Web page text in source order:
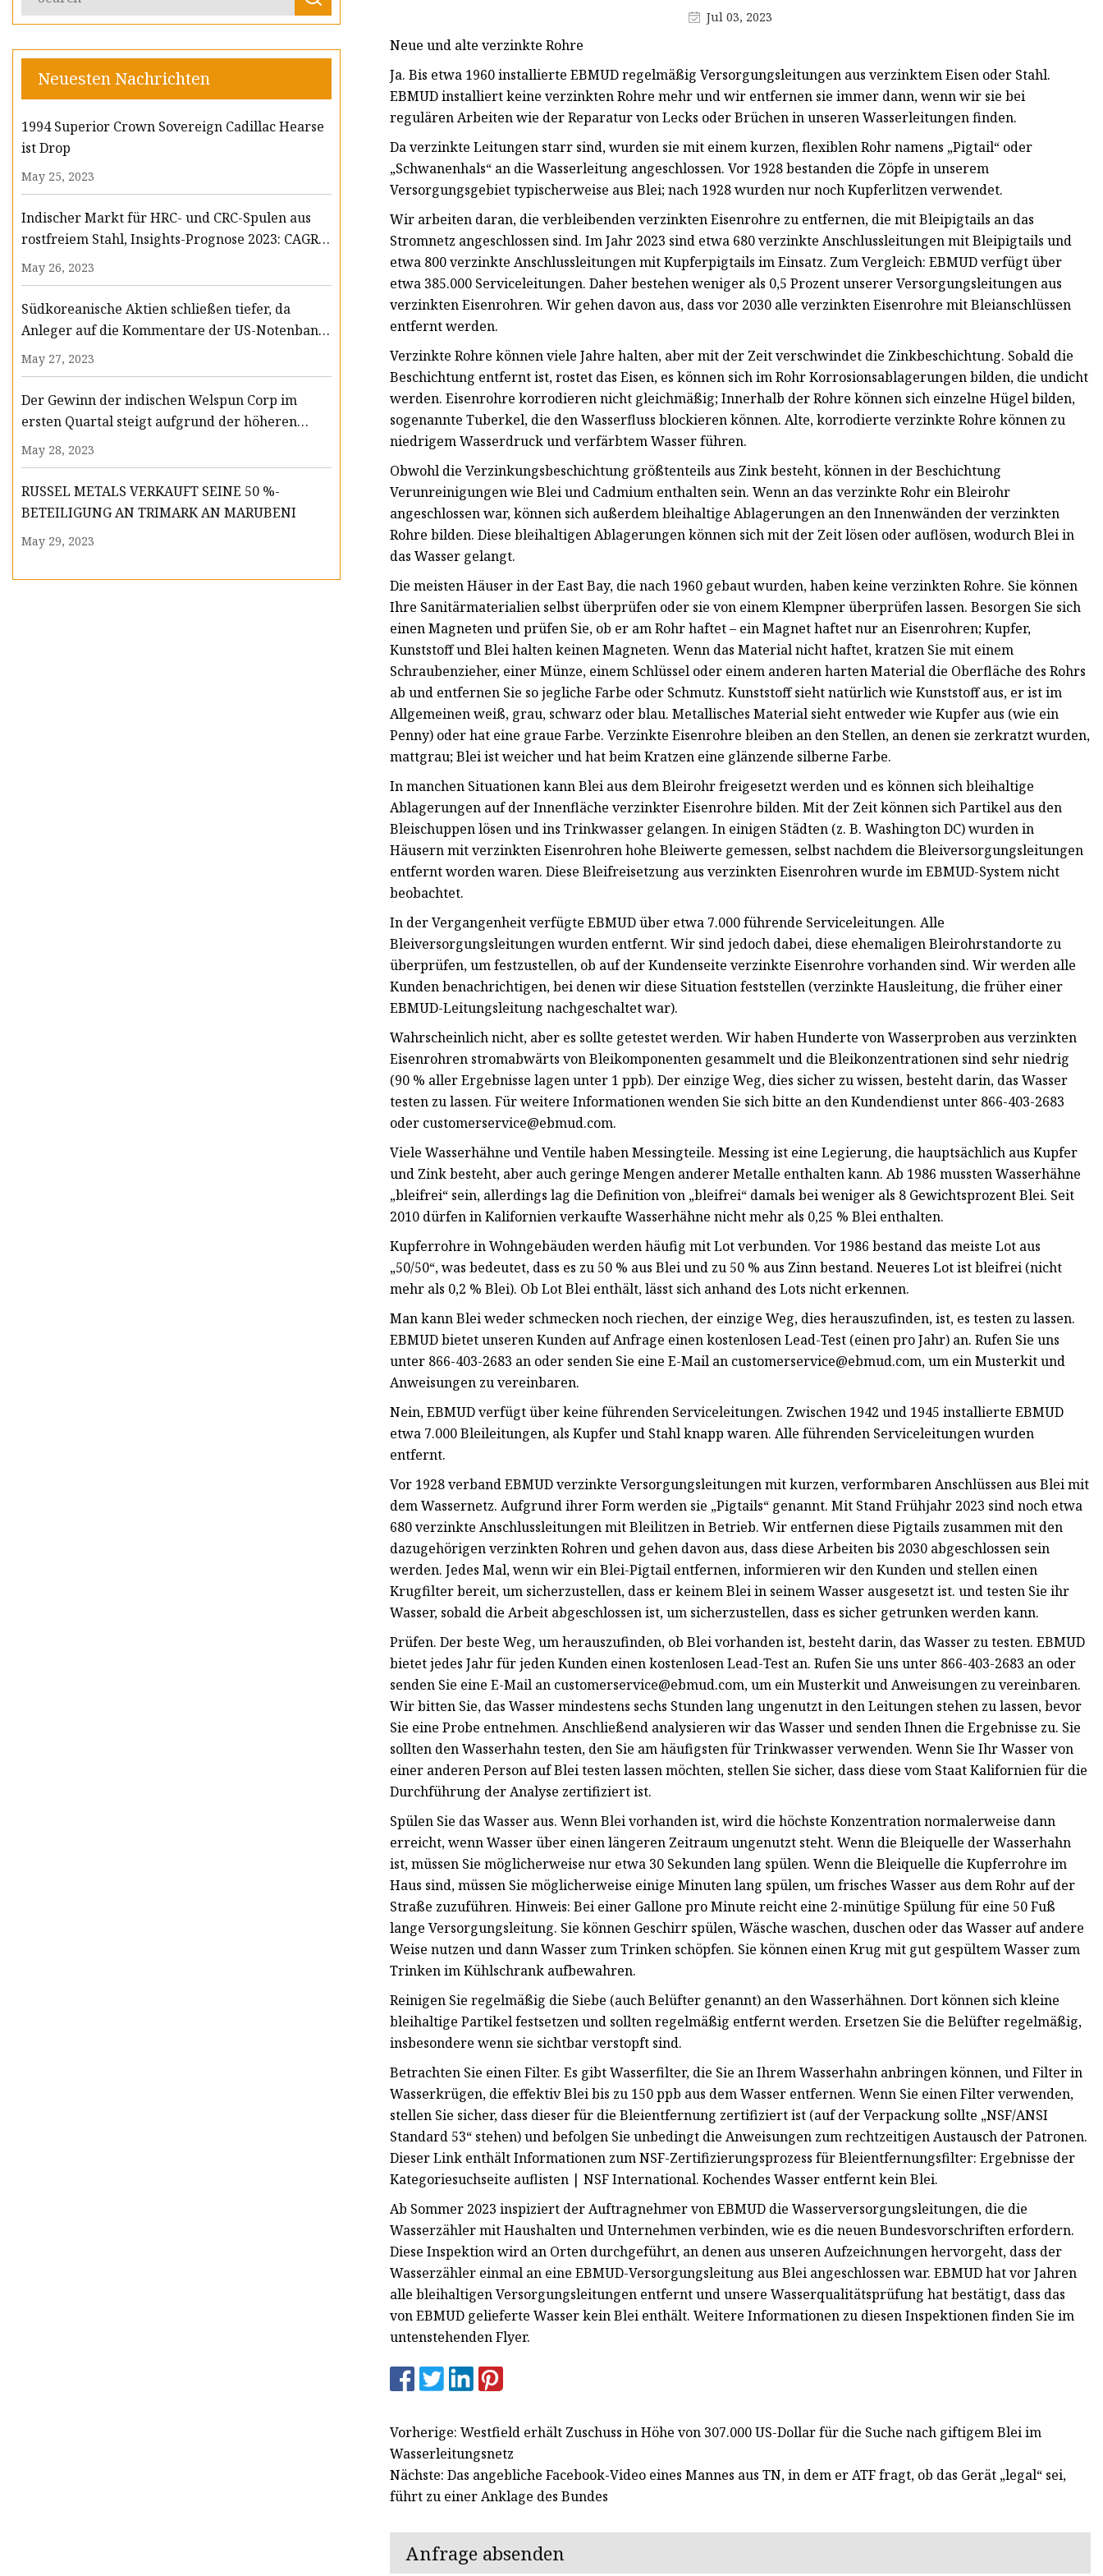
Rundstahl aus Stahl
Verzinktes Rohr
Neuesten Nachrichten
1994 Superior Crown Sovereign Cadillac Hearse
ist Drop
May 25, 2023
Indischer Markt für HRC- und CRC-Spulen aus
rostfreiem Stahl, Insights-Prognose 2023: CAGR
von 8,2 % beim Umsatz und 8,4 % beim Volumen
bis 2033
May 26, 2023
Südkoreanische Aktien schließen tiefer, da
Anleger auf die Kommentare der US-Notenbank
May 27, 2023
Der Gewinn der indischen Welspun Corp im
ersten Quartal steigt aufgrund der höheren
Nachfrage nach Leitungsrohren
May 28, 2023
RUSSEL METALS VERKAUFT SEINE 50 %-
BETEILIGUNG AN TRIMARK AN MARUBENI
May 29, 2023
Jul 03, 2023
Neue und alte verzinkte Rohre
Ja. Bis etwa 1960 installierte EBMUD regelmäßig Versorgungsleitungen aus verzinktem Eisen oder Stahl.
EBMUD installiert keine verzinkten Rohre mehr und wir entfernen sie immer dann, wenn wir sie bei
regulären Arbeiten wie der Reparatur von Lecks oder Brüchen in unseren Wasserleitungen finden.
Da verzinkte Leitungen starr sind, wurden sie mit einem kurzen, flexiblen Rohr namens „Pigtail“ oder
„Schwanenhals“ an die Wasserleitung angeschlossen. Vor 1928 bestanden die Zöpfe in unserem
Versorgungsgebiet typischerweise aus Blei; nach 1928 wurden nur noch Kupferlitzen verwendet.
Wir arbeiten daran, die verbleibenden verzinkten Eisenrohre zu entfernen, die mit Bleipigtails an das
Stromnetz angeschlossen sind. Im Jahr 2023 sind etwa 680 verzinkte Anschlussleitungen mit Bleipigtails und
etwa 800 verzinkte Anschlussleitungen mit Kupferpigtails im Einsatz. Zum Vergleich: EBMUD verfügt über
etwa 385.000 Serviceleitungen. Daher bestehen weniger als 0,5 Prozent unserer Versorgungsleitungen aus
verzinkten Eisenrohren. Wir gehen davon aus, dass vor 2030 alle verzinkten Eisenrohre mit Bleianschlüssen
entfernt werden.
Verzinkte Rohre können viele Jahre halten, aber mit der Zeit verschwindet die Zinkbeschichtung. Sobald die
Beschichtung entfernt ist, rostet das Eisen, es können sich im Rohr Korrosionsablagerungen bilden, die undicht
werden. Eisenrohre korrodieren nicht gleichmäßig; Innerhalb der Rohre können sich einzelne Hügel bilden,
sogenannte Tuberkel, die den Wasserfluss blockieren können. Alte, korrodierte verzinkte Rohre können zu
niedrigem Wasserdruck und verfärbtem Wasser führen.
Obwohl die Verzinkungsbeschichtung größtenteils aus Zink besteht, können in der Beschichtung
Verunreinigungen wie Blei und Cadmium enthalten sein. Wenn an das verzinkte Rohr ein Bleirohr
angeschlossen war, können sich außerdem bleihaltige Ablagerungen an den Innenwänden der verzinkten
Rohre bilden. Diese bleihaltigen Ablagerungen können sich mit der Zeit lösen oder auflösen, wodurch Blei in
das Wasser gelangt.
Die meisten Häuser in der East Bay, die nach 1960 gebaut wurden, haben keine verzinkten Rohre. Sie können
Ihre Sanitärmaterialien selbst überprüfen oder sie von einem Klempner überprüfen lassen. Besorgen Sie sich
einen Magneten und prüfen Sie, ob er am Rohr haftet – ein Magnet haftet nur an Eisenrohren; Kupfer,
Kunststoff und Blei halten keinen Magneten. Wenn das Material nicht haftet, kratzen Sie mit einem
Schraubenzieher, einer Münze, einem Schlüssel oder einem anderen harten Material die Oberfläche des Rohrs
ab und entfernen Sie so jegliche Farbe oder Schmutz. Kunststoff sieht natürlich wie Kunststoff aus, er ist im
Allgemeinen weiß, grau, schwarz oder blau. Metallisches Material sieht entweder wie Kupfer aus (wie ein
Penny) oder hat eine graue Farbe. Verzinkte Eisenrohre bleiben an den Stellen, an denen sie zerkratzt wurden,
mattgrau; Blei ist weicher und hat beim Kratzen eine glänzende silberne Farbe.
In manchen Situationen kann Blei aus dem Bleirohr freigesetzt werden und es können sich bleihaltige
Ablagerungen auf der Innenfläche verzinkter Eisenrohre bilden. Mit der Zeit können sich Partikel aus den
Bleischuppen lösen und ins Trinkwasser gelangen. In einigen Städten (z. B. Washington DC) wurden in
Häusern mit verzinkten Eisenrohren hohe Bleiwerte gemessen, selbst nachdem die Bleiversorgungsleitungen
entfernt worden waren. Diese Bleifreisetzung aus verzinkten Eisenrohren wurde im EBMUD-System nicht
beobachtet.
In der Vergangenheit verfügte EBMUD über etwa 7.000 führende Serviceleitungen. Alle
Bleiversorgungsleitungen wurden entfernt. Wir sind jedoch dabei, diese ehemaligen Bleirohrstandorte zu
überprüfen, um festzustellen, ob auf der Kundenseite verzinkte Eisenrohre vorhanden sind. Wir werden alle
Kunden benachrichtigen, bei denen wir diese Situation feststellen (verzinkte Hausleitung, die früher einer
EBMUD-Leitungsleitung nachgeschaltet war).
Wahrscheinlich nicht, aber es sollte getestet werden. Wir haben Hunderte von Wasserproben aus verzinkten
Eisenrohren stromabwärts von Bleikomponenten gesammelt und die Bleikonzentrationen sind sehr niedrig
(90 % aller Ergebnisse lagen unter 1 ppb). Der einzige Weg, dies sicher zu wissen, besteht darin, das Wasser
testen zu lassen. Für weitere Informationen wenden Sie sich bitte an den Kundendienst unter 866-403-2683
oder customerservice@ebmud.com.
Viele Wasserhähne und Ventile haben Messingteile. Messing ist eine Legierung, die hauptsächlich aus Kupfer
und Zink besteht, aber auch geringe Mengen anderer Metalle enthalten kann. Ab 1986 mussten Wasserhähne
„bleifrei“ sein, allerdings lag die Definition von „bleifrei“ damals bei weniger als 8 Gewichtsprozent Blei. Seit
2010 dürfen in Kalifornien verkaufte Wasserhähne nicht mehr als 0,25 % Blei enthalten.
Kupferrohre in Wohngebäuden werden häufig mit Lot verbunden. Vor 1986 bestand das meiste Lot aus
„50/50“, was bedeutet, dass es zu 50 % aus Blei und zu 50 % aus Zinn bestand. Neueres Lot ist bleifrei (nicht
mehr als 0,2 % Blei). Ob Lot Blei enthält, lässt sich anhand des Lots nicht erkennen.
Man kann Blei weder schmecken noch riechen, der einzige Weg, dies herauszufinden, ist, es testen zu lassen.
EBMUD bietet unseren Kunden auf Anfrage einen kostenlosen Lead-Test (einen pro Jahr) an. Rufen Sie uns
unter 866-403-2683 an oder senden Sie eine E-Mail an customerservice@ebmud.com, um ein Musterkit und
Anweisungen zu vereinbaren.
Nein, EBMUD verfügt über keine führenden Serviceleitungen. Zwischen 1942 und 1945 installierte EBMUD
etwa 7.000 Bleileitungen, als Kupfer und Stahl knapp waren. Alle führenden Serviceleitungen wurden
entfernt.
Vor 1928 verband EBMUD verzinkte Versorgungsleitungen mit kurzen, verformbaren Anschlüssen aus Blei mit
dem Wassernetz. Aufgrund ihrer Form werden sie „Pigtails“ genannt. Mit Stand Frühjahr 2023 sind noch etwa
680 verzinkte Anschlussleitungen mit Bleilitzen in Betrieb. Wir entfernen diese Pigtails zusammen mit den
dazugehörigen verzinkten Rohren und gehen davon aus, dass diese Arbeiten bis 2030 abgeschlossen sein
werden. Jedes Mal, wenn wir ein Blei-Pigtail entfernen, informieren wir den Kunden und stellen einen
Krugfilter bereit, um sicherzustellen, dass er keinem Blei in seinem Wasser ausgesetzt ist. und testen Sie ihr
Wasser, sobald die Arbeit abgeschlossen ist, um sicherzustellen, dass es sicher getrunken werden kann.
Prüfen. Der beste Weg, um herauszufinden, ob Blei vorhanden ist, besteht darin, das Wasser zu testen. EBMUD
bietet jedes Jahr für jeden Kunden einen kostenlosen Lead-Test an. Rufen Sie uns unter 866-403-2683 an oder
senden Sie eine E-Mail an customerservice@ebmud.com, um ein Musterkit und Anweisungen zu vereinbaren.
Wir bitten Sie, das Wasser mindestens sechs Stunden lang ungenutzt in den Leitungen stehen zu lassen, bevor
Sie eine Probe entnehmen. Anschließend analysieren wir das Wasser und senden Ihnen die Ergebnisse zu. Sie
sollten den Wasserhahn testen, den Sie am häufigsten für Trinkwasser verwenden. Wenn Sie Ihr Wasser von
einer anderen Person auf Blei testen lassen möchten, stellen Sie sicher, dass diese vom Staat Kalifornien für die
Durchführung der Analyse zertifiziert ist.
Spülen Sie das Wasser aus. Wenn Blei vorhanden ist, wird die höchste Konzentration normalerweise dann
erreicht, wenn Wasser über einen längeren Zeitraum ungenutzt steht. Wenn die Bleiquelle der Wasserhahn
ist, müssen Sie möglicherweise nur etwa 30 Sekunden lang spülen. Wenn die Bleiquelle die Kupferrohre im
Haus sind, müssen Sie möglicherweise einige Minuten lang spülen, um frisches Wasser aus dem Rohr auf der
Straße zuzuführen. Hinweis: Bei einer Gallone pro Minute reicht eine 2-minütige Spülung für eine 50 Fuß
lange Versorgungsleitung. Sie können Geschirr spülen, Wäsche waschen, duschen oder das Wasser auf andere
Weise nutzen und dann Wasser zum Trinken schöpfen. Sie können einen Krug mit gut gespültem Wasser zum
Trinken im Kühlschrank aufbewahren.
Reinigen Sie regelmäßig die Siebe (auch Belüfter genannt) an den Wasserhähnen. Dort können sich kleine
bleihaltige Partikel festsetzen und sollten regelmäßig entfernt werden. Ersetzen Sie die Belüfter regelmäßig,
insbesondere wenn sie sichtbar verstopft sind.
Betrachten Sie einen Filter. Es gibt Wasserfilter, die Sie an Ihrem Wasserhahn anbringen können, und Filter in
Wasserkrügen, die effektiv Blei bis zu 150 ppb aus dem Wasser entfernen. Wenn Sie einen Filter verwenden,
stellen Sie sicher, dass dieser für die Bleientfernung zertifiziert ist (auf der Verpackung sollte „NSF/ANSI
Standard 53“ stehen) und befolgen Sie unbedingt die Anweisungen zum rechtzeitigen Austausch der Patronen.
Dieser Link enthält Informationen zum NSF-Zertifizierungsprozess für Bleientfernungsfilter: Ergebnisse der
Kategoriesuchseite auflisten | NSF International. Kochendes Wasser entfernt kein Blei.
Ab Sommer 2023 inspiziert der Auftragnehmer von EBMUD die Wasserversorgungsleitungen, die die
Wasserzähler mit Haushalten und Unternehmen verbinden, wie es die neuen Bundesvorschriften erfordern.
Diese Inspektion wird an Orten durchgeführt, an denen aus unseren Aufzeichnungen hervorgeht, dass der
Wasserzähler einmal an eine EBMUD-Versorgungsleitung aus Blei angeschlossen war. EBMUD hat vor Jahren
alle bleihaltigen Versorgungsleitungen entfernt und unsere Wasserqualitätsprüfung hat bestätigt, dass das
von EBMUD gelieferte Wasser kein Blei enthält. Weitere Informationen zu diesen Inspektionen finden Sie im
untenstehenden Flyer.
Vorherige: Westfield erhält Zuschuss in Höhe von 307.000 US-Dollar für die Suche nach giftigem Blei im
Wasserleitungsnetz
Nächste: Das angebliche Facebook-Video eines Mannes aus TN, in dem er ATF fragt, ob das Gerät „legal“ sei,
führt zu einer Anklage des Bundes
Anfrage absenden